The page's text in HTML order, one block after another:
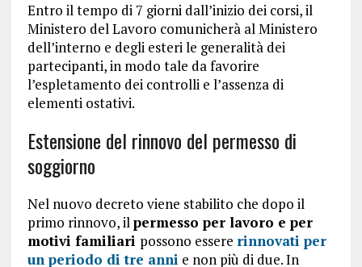
Entro il tempo di 7 giorni dall’inizio dei corsi, il
Ministero del Lavoro comunicherà al Ministero
dell’interno e degli esteri le generalità dei
partecipanti, in modo tale da favorire
l’espletamento dei controlli e l’assenza di
elementi ostativi.
Estensione del rinnovo del permesso di
soggiorno
Nel nuovo decreto viene stabilito che dopo il
primo rinnovo, ilpermesso per lavoro e per
motivi familiari possono essere rinnovati per
un periodo di tre anni e non più di due. In